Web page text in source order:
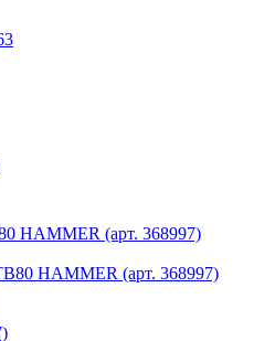
HAMMER (арт. 368997)